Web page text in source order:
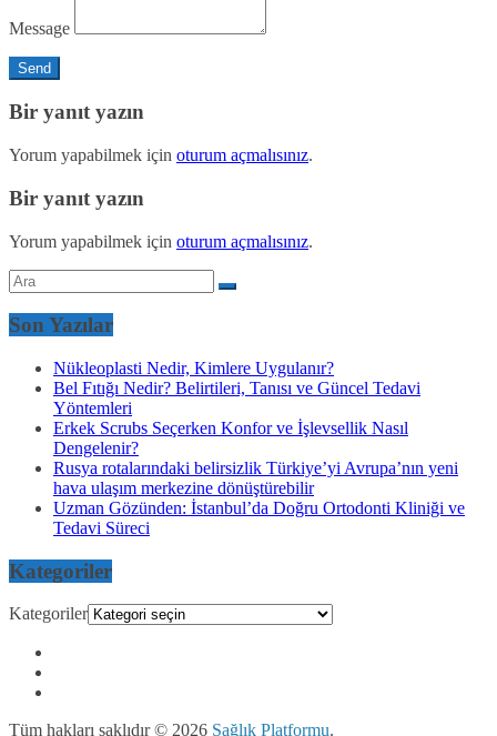
Message
Bir yanıt yazın
Yorum yapabilmek için oturum açmalısınız.
Bir yanıt yazın
Yorum yapabilmek için oturum açmalısınız.
Son Yazılar
Nükleoplasti Nedir, Kimlere Uygulanır?
Bel Fıtığı Nedir? Belirtileri, Tanısı ve Güncel Tedavi
Yöntemleri
Erkek Scrubs Seçerken Konfor ve İşlevsellik Nasıl
Dengelenir?
Rusya rotalarındaki belirsizlik Türkiye’yi Avrupa’nın yeni
hava ulaşım merkezine dönüştürebilir
Uzman Gözünden: İstanbul’da Doğru Ortodonti Kliniği ve
Tedavi Süreci
Kategoriler
Kategoriler
Tüm hakları saklıdır © 2026 Sağlık Platformu.